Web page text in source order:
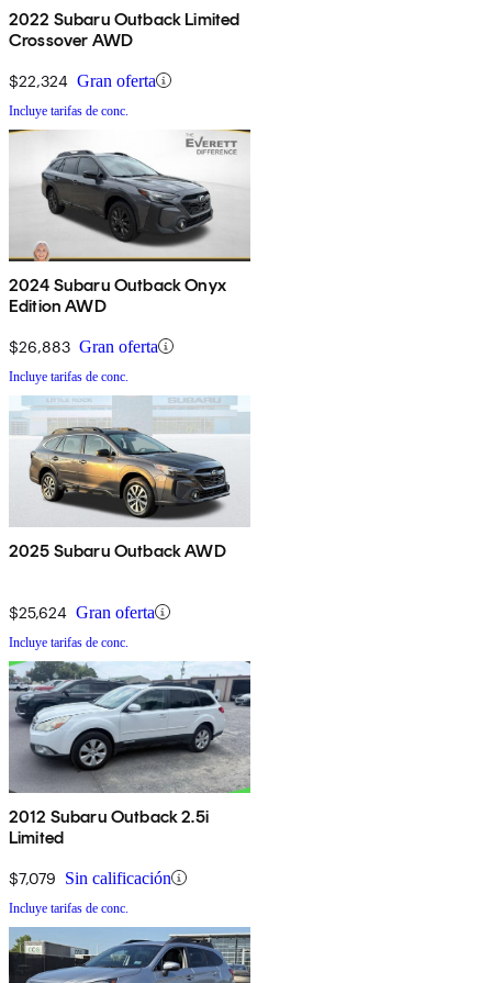
2022 Subaru Outback Limited
Crossover AWD
$22,324 Gran oferta
Incluye tarifas de conc.
2024 Subaru Outback Onyx
Edition AWD
$26,883 Gran oferta
Incluye tarifas de conc.
2025 Subaru Outback AWD
$25,624 Gran oferta
Incluye tarifas de conc.
2012 Subaru Outback 2.5i
Limited
$7,079 Sin calificación
Incluye tarifas de conc.